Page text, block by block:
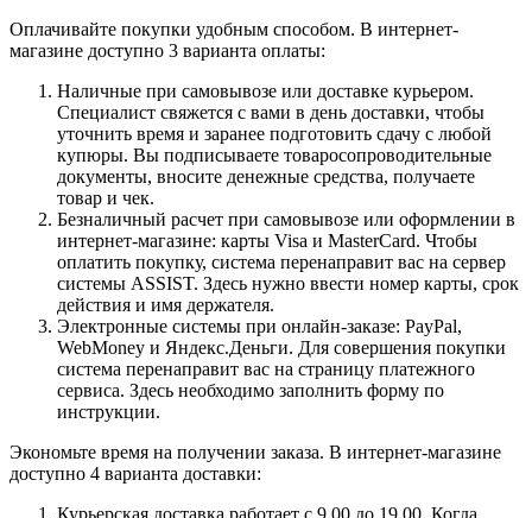
Оплачивайте покупки удобным способом. В интернет-
магазине доступно 3 варианта оплаты:
Наличные при самовывозе или доставке курьером.
Специалист свяжется с вами в день доставки, чтобы
уточнить время и заранее подготовить сдачу с любой
купюры. Вы подписываете товаросопроводительные
документы, вносите денежные средства, получаете
товар и чек.
Безналичный расчет при самовывозе или оформлении в
интернет-магазине: карты Visa и MasterCard. Чтобы
оплатить покупку, система перенаправит вас на сервер
системы ASSIST. Здесь нужно ввести номер карты, срок
действия и имя держателя.
Электронные системы при онлайн-заказе: PayPal,
WebMoney и Яндекс.Деньги. Для совершения покупки
система перенаправит вас на страницу платежного
сервиса. Здесь необходимо заполнить форму по
инструкции.
Экономьте время на получении заказа. В интернет-магазине
доступно 4 варианта доставки:
Курьерская доставка работает с 9.00 до 19.00. Когда